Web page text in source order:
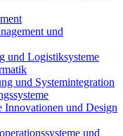
und
und Logistiksysteme
und Systemintegration
und Design
und